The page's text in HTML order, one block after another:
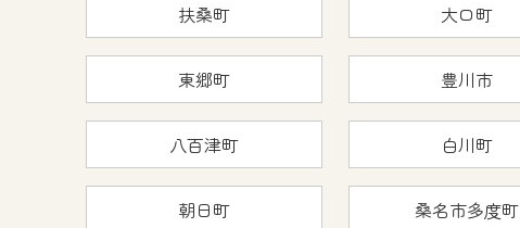
扶桑町 大口町
東郷町 豊川市
八百津町 白川町
朝日町 桑名市多度町